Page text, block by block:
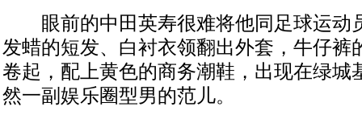
眼前的中田英寿很难将他同足球运动
发蜡的短发、白衬衣领翻出外套，牛仔裤
卷起，配上黄色的商务潮鞋，出现在绿城
然一副娱乐圈型男的范儿。